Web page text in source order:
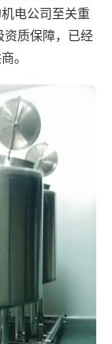
电公司至关重
质保障，已经
。